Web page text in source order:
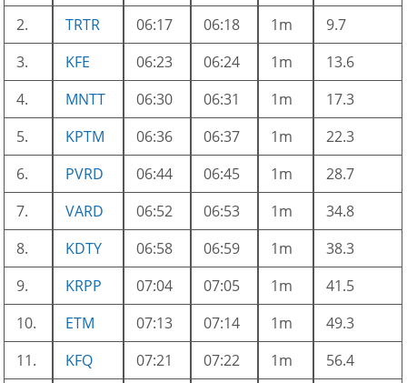
2.
TRTR 06:17 06:18 1m
9.7
3.
KFE 06:23 06:24 1m
13.6
4.
MNTT 06:30 06:31 1m
17.3
5.
KPTM 06:36 06:37 1m
22.3
6.
PVRD 06:44 06:45 1m
28.7
7.
VARD 06:52 06:53 1m
34.8
8.
KDTY 06:58 06:59 1m
38.3
9.
KRPP 07:04 07:05 1m
41.5
10.
ETM 07:13 07:14 1m
49.3
11.
KFQ 07:21 07:22 1m
56.4